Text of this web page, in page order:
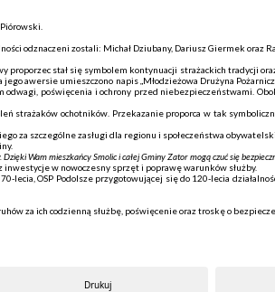
odznaczeni zostali: Michał Dziubany, Dariusz Giermek oraz
proporzec stał się symbolem kontynuacji strażackich tradycji
awersie umieszczono napis „Młodzieżowa Drużyna
poświęcenia i ochrony przed niebezpieczeństwami.
strażaków ochotników. Przekazanie proporca w tak
za szczególne zasługi dla regionu i społeczeństwa
Wam mieszkańcy Smolic i całej Gminy Zator mogą czuć się
w nowoczesny sprzęt i poprawę warunków służby.
OSP Podolsze przygotowującej się do 120-lecia
za ich codzienną służbę, poświęcenie oraz troskę o
Drukuj